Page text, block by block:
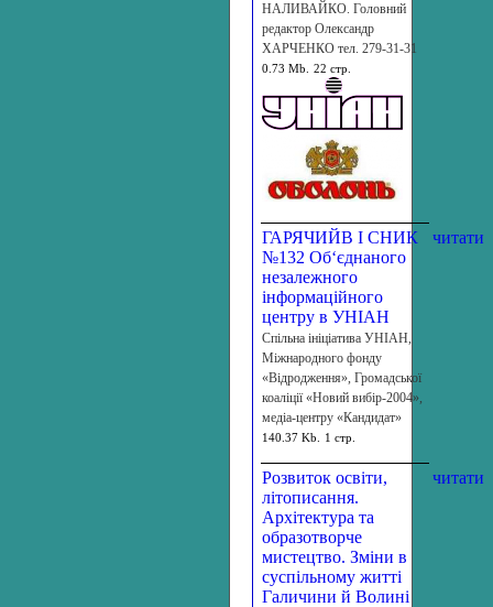
НАЛИВАЙКО. Головний
редактор Олександр
ХАРЧЕНКО тел. 279-31-31
0.73 Mb. 22 стр.
ГАРЯЧИЙВ І СНИК
№132 Об‘єднаного
незалежного
інформаційного
центру в УНІАН
Спільна ініціатива УНІАН,
Міжнародного фонду
«Відродження», Громадської
коаліції «Новий вибір-2004»,
медіа-центру «Кандидат»
140.37 Kb. 1 стр.
читати
Розвиток освіти,
літописання.
Архітектура та
образотворче
мистецтво. Зміни в
суспільному житті
Галичини й Волині
читати